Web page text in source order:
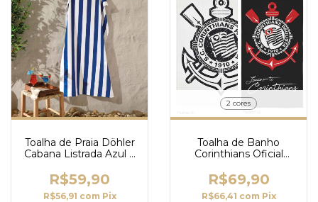
Toalha de Praia Döhler
Cabana Listrada Azul e
Algodão
R$59,90
R$56,91 com Pix
2 cores
Toalha de Banho
Corinthians Oficial
Lepper
R$69,90
R$66,41 com Pix